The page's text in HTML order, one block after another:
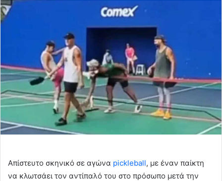
Απίστευτο σκηνικό σε αγώνα pickleball, με έναν παίκτη
να κλωτσάει τον αντίπαλό του στο πρόσωπο μετά την